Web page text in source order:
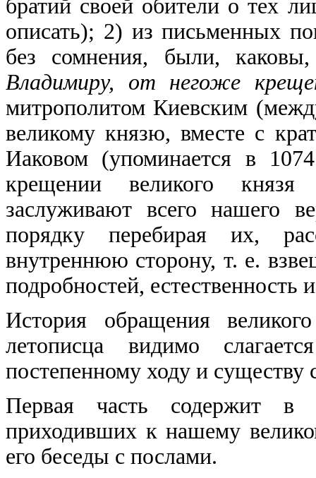
братий своей обители о тех
описать); 2) из письменных
без сомнения, были,
Владимиру, от негоже
митрополитом Киевским
великому князю, вместе с
Иаковом (упоминается в
крещении великого
заслуживают всего нашего
порядку перебирая их,
внутреннюю сторону, т. е.
подробностей, естественность
История обращения
летописца видимо
постепенному ходу и существу
Первая часть содержит в
приходивших к нашему
его беседы с послами.